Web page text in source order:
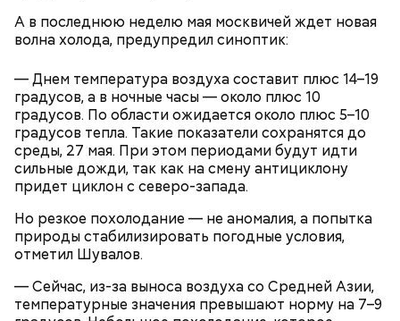
А в последнюю неделю мая москвичей ждет новая
волна холода, предупредил синоптик:
— Днем температура воздуха составит плюс 14–19
градусов, а в ночные часы — около плюс 10
градусов. По области ожидается около плюс 5–10
градусов тепла. Такие показатели сохранятся до
среды, 27 мая. При этом периодами будут идти
сильные дожди, так как на смену антициклону
придет циклон с северо-запада.
Но резкое похолодание — не аномалия, а попытка
природы стабилизировать погодные условия,
отметил Шувалов.
— Сейчас, из-за выноса воздуха со Средней Азии,
температурные значения превышают норму на 7–9
Куратор медиаклассов: Кинопарк
«Москино» вдохновляет
школьников на творчество
Технология, которую массово прославил сериал
«Мандалорец» (игровой движок Unreal Engine и
LED-экран), в России перестала быть экзотикой. Но
здесь, в «Москино», она получила промышленный
масштаб.
— Каждую поездку нужно оплачивать сразу при
входе в транспорт. Это установлено пунктом 5.1
Правил пользования наземным транспортом.
Напоминаю, что льготным категориям пассажиров
тоже нужно прикладывать свою карту к
льготы документ. «Тройку» нужно прикладывать,
даже если вы приобрели абонемент «Единый» на
30, 90 или 365 дней.